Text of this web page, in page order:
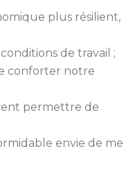
plus résilient,
de travail ;
conforter notre
permettre de
envie de